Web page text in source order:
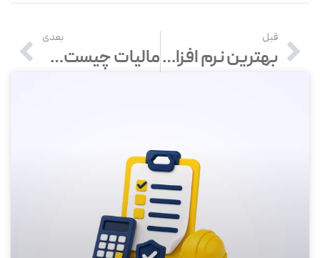
قبل
بهترین نرم افزار حسابداری حمل و نقل: بررسی لیست برترین ها
بعدی
مالیات چیست؟ انواع مالیات مستقیم و غیر مستقیم